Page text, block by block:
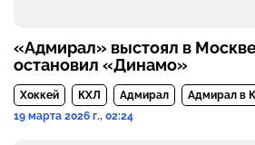
«Адмирал» выстоял в
остановил «Динамо»
Хоккей КХЛ Адмирал
Адмирал в
19 марта 2026 г., 02:24